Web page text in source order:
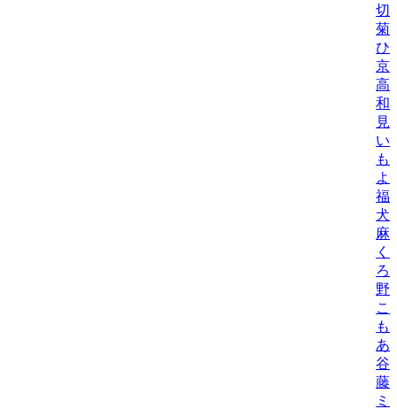
切
菊
ひ
京
高
和
見
い
も
よ
福
犬
麻
く
ろ
野
こ
も
あ
谷
藤
ミ